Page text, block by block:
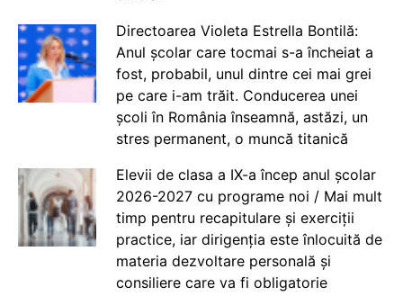
Directoarea Violeta Estrella Bontilă:
Anul școlar care tocmai s-a încheiat a
fost, probabil, unul dintre cei mai grei
pe care i-am trăit. Conducerea unei
școli în România înseamnă, astăzi, un
stres permanent, o muncă titanică
Elevii de clasa a IX-a încep anul școlar
2026-2027 cu programe noi / Mai mult
timp pentru recapitulare și exerciții
practice, iar dirigenția este înlocuită de
materia dezvoltare personală și
consiliere care va fi obligatorie